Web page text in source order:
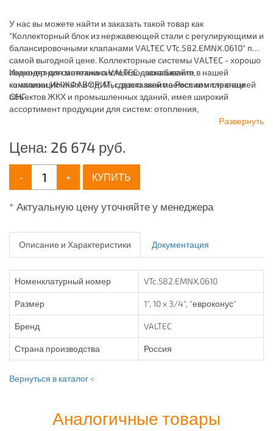
У нас вы можете найти и заказать такой товар как
"Коллекторный блок из нержавеющей стали с регулирующими и
балансировочными клапанами VALTEC VTc.582.EMNX.0610" по
самой выгодной цене. Коллекторные системы VALTEC - хорошо
подходят для монтажа систем водоснабжения,
канализационных и т.д. Мы давно занимаемся комплектацией
объектов ЖКХ и промышленных зданий, имея широкий
ассортимент продукции для систем: отопления,
Инженерная сантехника VALTEC - заказывайте в нашей
компании ИНЖФАВОРИТ, с доставкой по России и странам
СНГ.
Развернуть
Цена: 26 674 руб.
- + КУПИТЬ
* Актуальную цену уточняйте у менеджера
Описание и Характеристики Документация
Номенклатурный номер VTc.582.EMNX.0610
Размер 1", 10 x 3/4", "евроконус"
Бренд VALTEC
Страна производства Россия
Вернуться в каталог <
Аналогичные товары